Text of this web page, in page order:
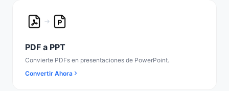
PDF a PPT
Convierte PDFs en presentaciones de PowerPoint.
Convertir Ahora